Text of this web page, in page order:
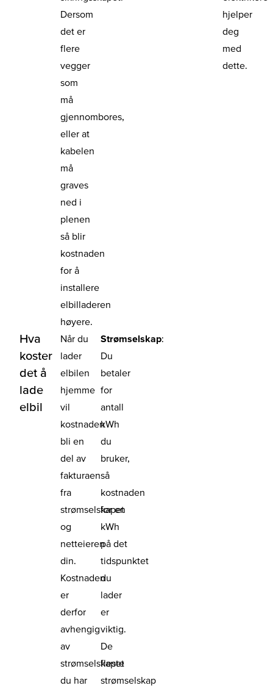
Dersom
det er
flere
vegger
som
må
gjennombores,
eller at
kabelen
må
graves
ned i
plenen
så blir
kostnaden
for å
installere
elbilladeren
høyere.
hjelper
deg
med
dette.
Hva
koster
det å
lade
elbil
Når du
lader
elbilen
hjemme
vil
kostnaden
bli en
del av
fakturaen
fra
strømselskapet
og
netteieren
din.
Kostnaden
er
derfor
avhengig
av
strømselskapet
du har
Strømselskap:
Du
betaler
for
antall
kWh
du
bruker,
så
kostnaden
for en
kWh
på det
tidspunktet
du
lader
er
viktig.
De
fleste
strømselskap